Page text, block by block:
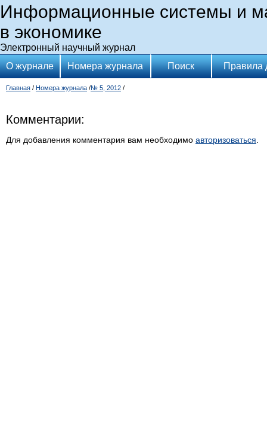
Информационные системы и
в экономике
Электронный научный журнал
О журнале
Номера журнала Поиск Правила
Главная / Номера журнала /№ 5, 2012 /
Комментарии:
Для добавления комментария вам необходимо авторизоваться